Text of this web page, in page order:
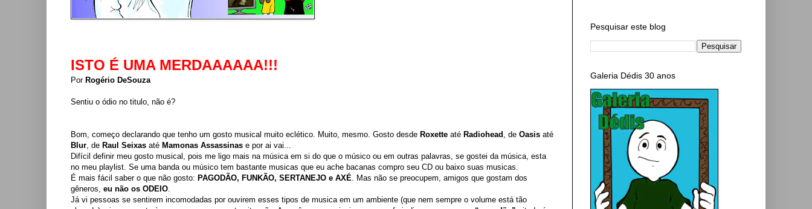
ISTO É UMA MERDAAAAAA!!!
Por Rogério DeSouza
Sentiu o ódio no titulo, não é?
Bom, começo declarando que tenho um gosto musical muito eclético. Muito, mesmo. Gosto desde Roxette até Radiohead , de Oasis até
Blur , de Raul Seixas até Mamonas Assassinas e por ai vai...
Difícil definir meu gosto musical, pois me ligo mais na música em si do que o músico ou em outras palavras, se gostei da música, esta
no meu playlist. Se uma banda ou músico tem bastante musicas que eu ache bacanas compro seu CD ou baixo suas musicas.
É mais fácil saber o que não gosto: PAGODÃO, FUNKÃO, SERTANEJO e AXÉ . Mas não se preocupem, amigos que gostam dos
gêneros, eu não os ODEIO
Já vi pessoas se sentirem incomodadas por ouvirem esses tipos de musica em um ambiente (que nem sempre o volume está tão
Pesquisar este blog
Galeria Dédis 30 anos